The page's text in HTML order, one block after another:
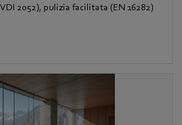
2052), pulizia facilitata (EN 16282)